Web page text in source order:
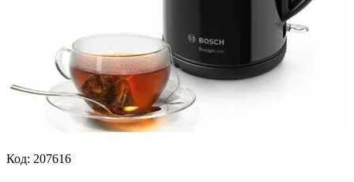
Код: 207616